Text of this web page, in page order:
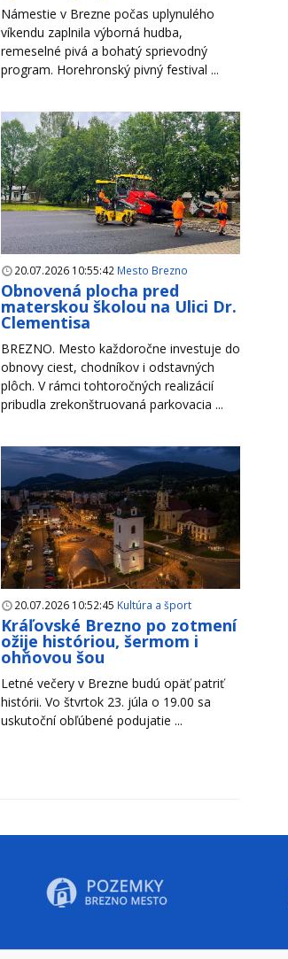
Námestie v Brezne počas uplynulého
víkendu zaplnila výborná hudba,
remeselné pivá a bohatý sprievodný
program. Horehronský pivný festival ...
20.07.2026 10:55:42 Mesto Brezno
Obnovená plocha pred
materskou školou na Ulici Dr.
Clementisa
BREZNO. Mesto každoročne investuje do
obnovy ciest, chodníkov i odstavných
plôch. V rámci tohtoročných realizácií
pribudla zrekonštruovaná parkovacia ...
20.07.2026 10:52:45 Kultúra a šport
Kráľovské Brezno po zotmení
ožije históriou, šermom i
ohňovou šou
Letné večery v Brezne budú opäť patriť
histórii. Vo štvrtok 23. júla o 19.00 sa
uskutoční obľúbené podujatie ...